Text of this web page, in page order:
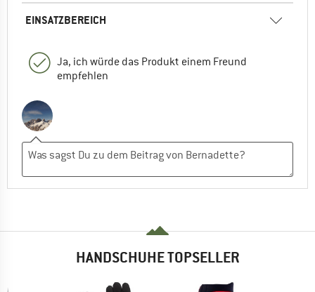
EINSATZBEREICH
Ja, ich würde das Produkt einem Freund
empfehlen
HANDSCHUHE TOPSELLER